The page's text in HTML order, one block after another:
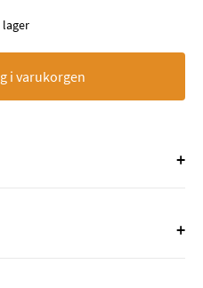
lager
i varukorgen
+
+